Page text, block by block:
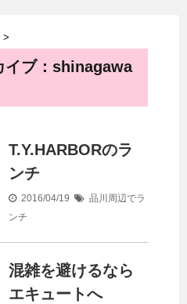
>
イブ：shinagawa
T.Y.HARBORのラ
ンチ
2016/04/19
品川周辺でラ
ンチ
混雑を避けるなら
エキュートへ